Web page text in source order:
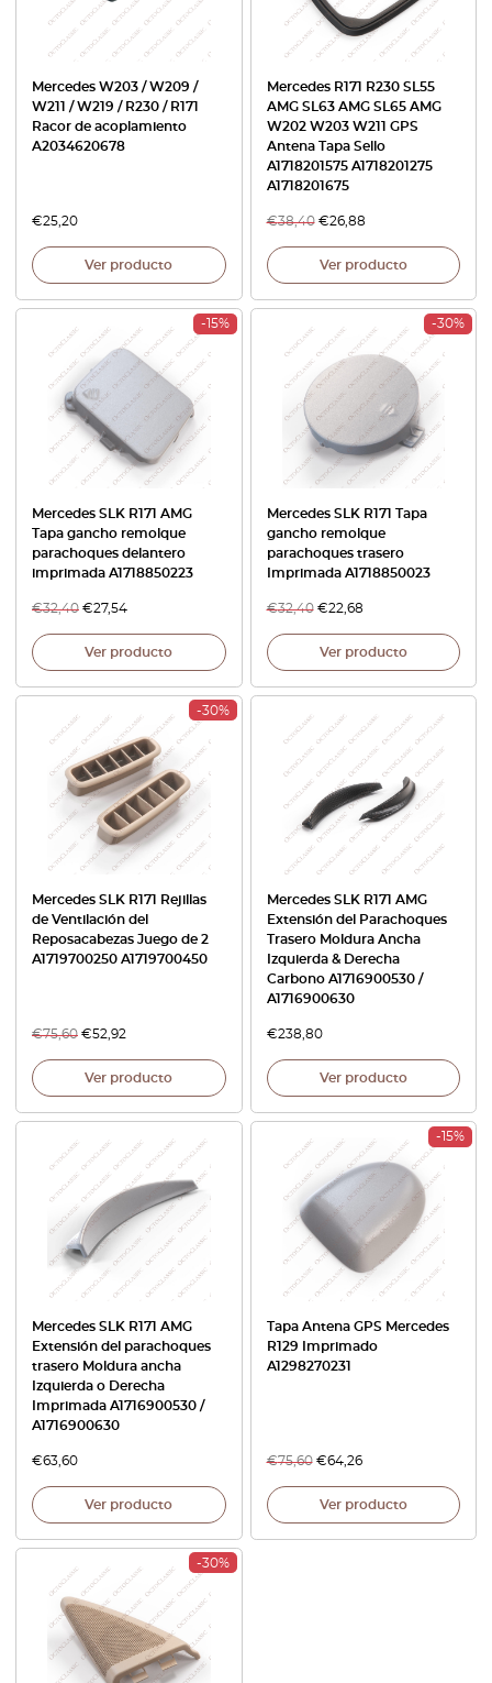
Mercedes W203 / W209 /
W211 / W219 / R230 / R171
Racor de acoplamiento
A2034620678
€25,20
Ver producto
Mercedes R171 R230 SL55
AMG SL63 AMG SL65 AMG
W202 W203 W211 GPS
Antena Tapa Sello
A1718201575 A1718201275
A1718201675
€38,40 €26,88
Ver producto
-15%
Mercedes SLK R171 AMG
Tapa gancho remolque
parachoques delantero
imprimada A1718850223
€32,40 €27,54
Ver producto
-30%
Mercedes SLK R171 Tapa
gancho remolque
parachoques trasero
Imprimada A1718850023
€32,40 €22,68
Ver producto
-30%
Mercedes SLK R171 Rejillas
de Ventilación del
Reposacabezas Juego de 2
A1719700250 A1719700450
€75,60 €52,92
Ver producto
Mercedes SLK R171 AMG
Extensión del Parachoques
Trasero Moldura Ancha
Izquierda & Derecha
Carbono A1716900530 /
A1716900630
€238,80
Ver producto
Mercedes SLK R171 AMG
Extensión del parachoques
trasero Moldura ancha
Izquierda o Derecha
Imprimada A1716900530 /
A1716900630
€63,60
Ver producto
-15%
Tapa Antena GPS Mercedes
R129 Imprimado
A1298270231
€75,60 €64,26
Ver producto
-30%